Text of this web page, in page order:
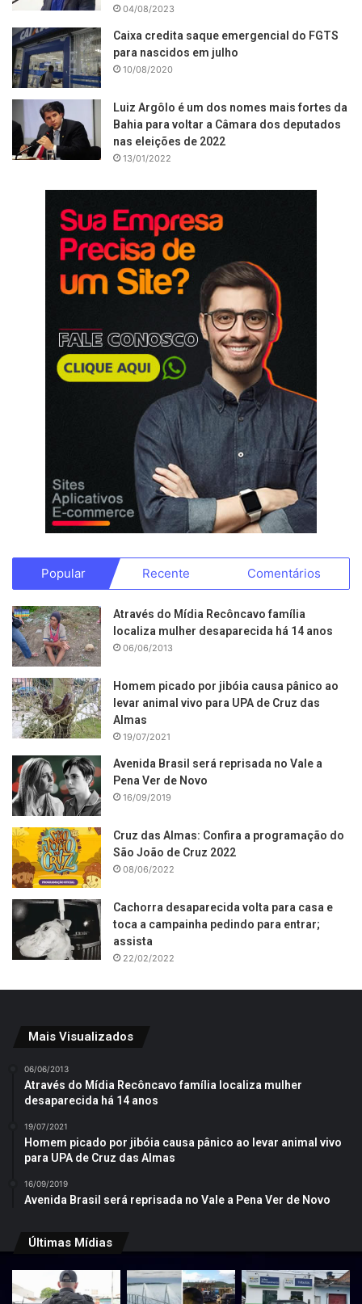
04/08/2023
Caixa credita saque emergencial do FGTS
para nascidos em julho
10/08/2020
Luiz Argôlo é um dos nomes mais fortes da
Bahia para voltar a Câmara dos deputados
nas eleições de 2022
13/01/2022
Popular Recente Comentários
Através do Mídia Recôncavo família
localiza mulher desaparecida há 14 anos
06/06/2013
Homem picado por jibóia causa pânico ao
levar animal vivo para UPA de Cruz das
Almas
19/07/2021
Avenida Brasil será reprisada no Vale a
Pena Ver de Novo
16/09/2019
Cruz das Almas: Confira a programação do
São João de Cruz 2022
08/06/2022
Cachorra desaparecida volta para casa e
toca a campainha pedindo para entrar;
assista
22/02/2022
Mais Visualizados
06/06/2013
Através do Mídia Recôncavo família localiza mulher
desaparecida há 14 anos
19/07/2021
Homem picado por jibóia causa pânico ao levar animal vivo
para UPA de Cruz das Almas
16/09/2019
Avenida Brasil será reprisada no Vale a Pena Ver de Novo
Últimas Mídias